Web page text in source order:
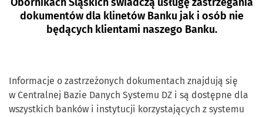
Obornikach Śląskich świadczą usługę zastrzegania
dokumentów dla klinetów Banku jak i osób nie
będących klientami naszego Banku.
Informacje o zastrzeżonych dokumentach znajdują się
w Centralnej Bazie Danych Systemu DZ i są dostępne dla
wszystkich banków i instytucji korzystających z systemu